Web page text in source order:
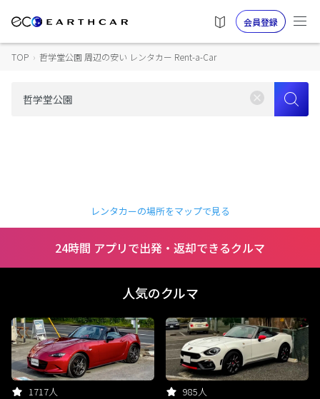
会員登録
TOP › 哲学堂公園 周辺の安い レンタカー Rent-a-Car
レンタカーの場所をマップで見る
24時間 アプリで出発・返却できるクルマ
人気のクルマ
1717人 985人